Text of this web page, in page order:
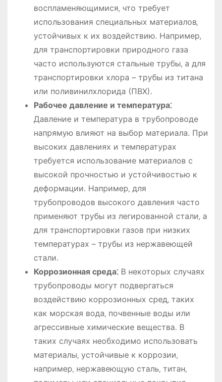
воспламеняющимися‚ что требует
использования специальных материалов‚
устойчивых к их воздействию․ Например‚
для транспортировки природного газа
часто используются стальные трубы‚ а для
транспортировки хлора – трубы из титана
или поливинилхлорида (ПВХ)․
Рабочее давление и температура⁚
Давление и температура в трубопроводе
напрямую влияют на выбор материала․ При
высоких давлениях и температурах
требуется использование материалов с
высокой прочностью и устойчивостью к
деформации․ Например‚ для
трубопроводов высокого давления часто
применяют трубы из легированной стали‚ а
для транспортировки газов при низких
температурах – трубы из нержавеющей
стали․
Коррозионная среда⁚В некоторых случаях
трубопроводы могут подвергаться
воздействию коррозионных сред‚ таких
как морская вода‚ почвенные воды или
агрессивные химические вещества․ В
таких случаях необходимо использовать
материалы‚ устойчивые к коррозии‚
например‚ нержавеющую сталь‚ титан‚